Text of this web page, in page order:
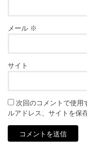
メール ※
サイト
次回のコメントで使用
ルアドレス、サイトを保